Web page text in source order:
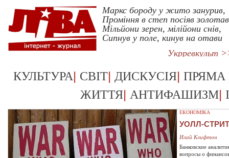
Маркс бороду у жито занурив,
Проміння в степ посіяв
Мільйони зерен, мілійони снів,
Сипнув у поле, кинув на отави
Укрревкульт
КУЛЬТУРА| СВІТ| ДИСКУСІЯ| ПРЯМА
ЖИТТЯ| АНТИФАШИЗМ|
ЕКОНОМІКА
УОЛЛ-
Илай Клифтон
Банковские
вопросы о